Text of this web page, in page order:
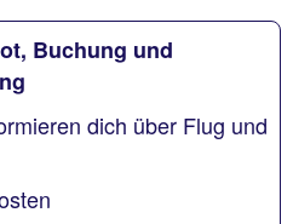
Buchung und
dich über Flug und